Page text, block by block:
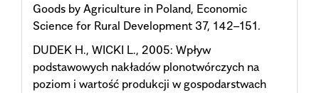
Goods by Agriculture in Poland, Economic
Science for Rural Development 37, 142–151.
DUDEK H., WICKI L., 2005: Wpływ
podstawowych nakładów plonotwórczych na
poziom i wartość produkcji w gospodarstwach